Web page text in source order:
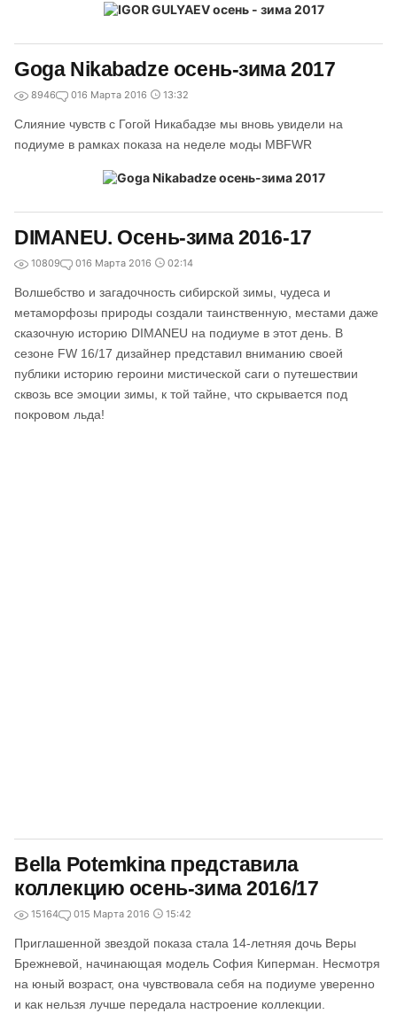
Goga Nikabadze осень-зима 2017
8946 016 Марта 2016 13:32
Слияние чувств с Гогой Никабадзе мы вновь увидели на
подиуме в рамках показа на неделе моды MBFWR
DIMANEU. Осень-зима 2016-17
10809 016 Марта 2016 02:14
Волшебство и загадочность сибирской зимы, чудеса и
метаморфозы природы создали таинственную, местами даже
сказочную историю DIMANEU на подиуме в этот день. В
сезоне FW 16/17 дизайнер представил вниманию своей
публики историю героини мистической саги о путешествии
сквозь все эмоции зимы, к той тайне, что скрывается под
покровом льда!
Bella Potemkina представила
коллекцию осень-зима 2016/17
15164 015 Марта 2016 15:42
Приглашенной звездой показа стала 14-летняя дочь Веры
Брежневой, начинающая модель София Киперман. Несмотря
на юный возраст, она чувствовала себя на подиуме уверенно
и как нельзя лучше передала настроение коллекции.